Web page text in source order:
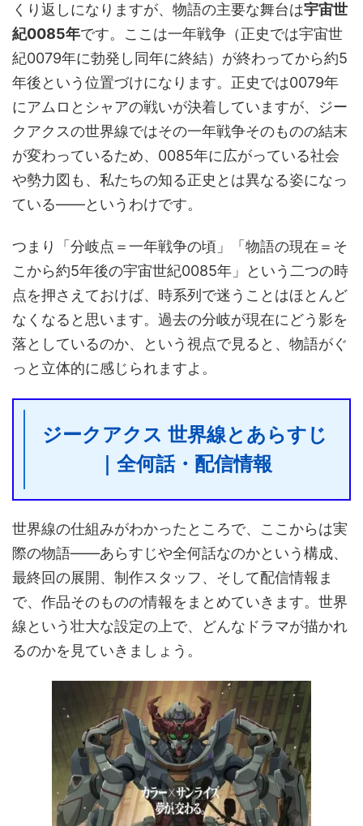
くり返しになりますが、物語の主要な舞台は宇宙世
紀0085年です。ここは一年戦争（正史では宇宙世
紀0079年に勃発し同年に終結）が終わってから約5
年後という位置づけになります。正史では0079年
にアムロとシャアの戦いが決着していますが、ジー
クアクスの世界線ではその一年戦争そのものの結末
が変わっているため、0085年に広がっている社会
や勢力図も、私たちの知る正史とは異なる姿になっ
ている——というわけです。
つまり「分岐点＝一年戦争の頃」「物語の現在＝そ
こから約5年後の宇宙世紀0085年」という二つの時
点を押さえておけば、時系列で迷うことはほとんど
なくなると思います。過去の分岐が現在にどう影を
落としているのか、という視点で見ると、物語がぐ
っと立体的に感じられますよ。
ジークアクス 世界線とあらすじ
｜全何話・配信情報
世界線の仕組みがわかったところで、ここからは実
際の物語――あらすじや全何話なのかという構成、
最終回の展開、制作スタッフ、そして配信情報ま
で、作品そのものの情報をまとめていきます。世界
線という壮大な設定の上で、どんなドラマが描かれ
るのかを見ていきましょう。